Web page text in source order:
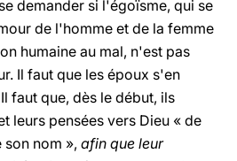
demander si l'égoïsme, qui se
de l'homme et de la femme
humaine au mal, n'est pas
Il faut que les époux s'en
faut que, dès le début, ils
leurs pensées vers Dieu « de
nom », afin que leur